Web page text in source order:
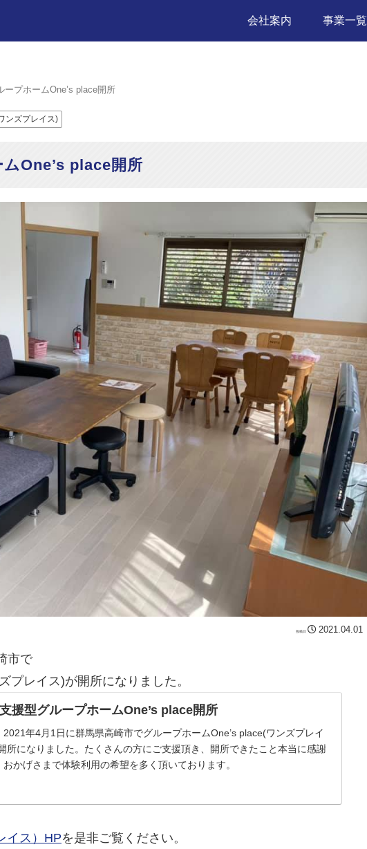
会社案内 事業一覧
ープホームOne’s place開所
ンズプレイス)
One’s place開所
2021.04.01
市で
プレイス)が開所になりました。
援型グループホームOne’s place開所
2021年4月1日に群馬県高崎市でグループホームOne’s place(ワンズプレイ
所になりました。たくさんの方にご支援頂き、開所できたこと本当に感謝
おかげさまで体験利用の希望を多く頂いております。
イス）HPを是非ご覧ください。